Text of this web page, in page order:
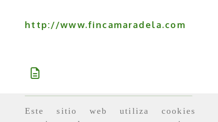
Este sitio web utiliza cookies
http://www.fincamaradela.com